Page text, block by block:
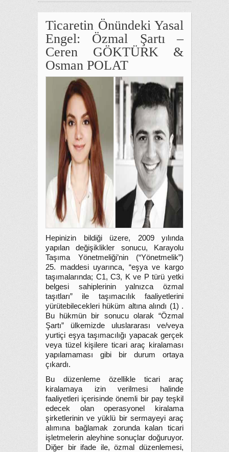
Ticaretin Önündeki Yasal
Engel: Özmal Şartı –
Ceren GÖKTÜRK &
Osman POLAT
Hepinizin bildiği üzere, 2009 yılında
yapılan değişiklikler sonucu, Karayolu
Taşıma Yönetmeliği’nin (“Yönetmelik”)
25. maddesi uyarınca, “eşya ve kargo
taşımalarında; C1, C3, K ve P türü yetki
belgesi sahiplerinin yalnızca özmal
taşıtları” ile taşımacılık faaliyetlerini
yürütebilecekleri hüküm altına alındı (1) .
Bu hükmün bir sonucu olarak “Özmal
Şartı” ülkemizde uluslararası ve/veya
yurtiçi eşya taşımacılığı yapacak gerçek
veya tüzel kişilere ticari araç kiralaması
yapılamaması gibi bir durum ortaya
çıkardı.
Bu düzenleme özellikle ticari araç
kiralamaya izin verilmesi halinde
faaliyetleri içerisinde önemli bir pay teşkil
edecek olan operasyonel kiralama
şirketlerinin ve yüklü bir sermayeyi araç
alımına bağlamak zorunda kalan ticari
işletmelerin aleyhine sonuçlar doğuruyor.
Diğer bir ifade ile, özmal düzenlemesi,